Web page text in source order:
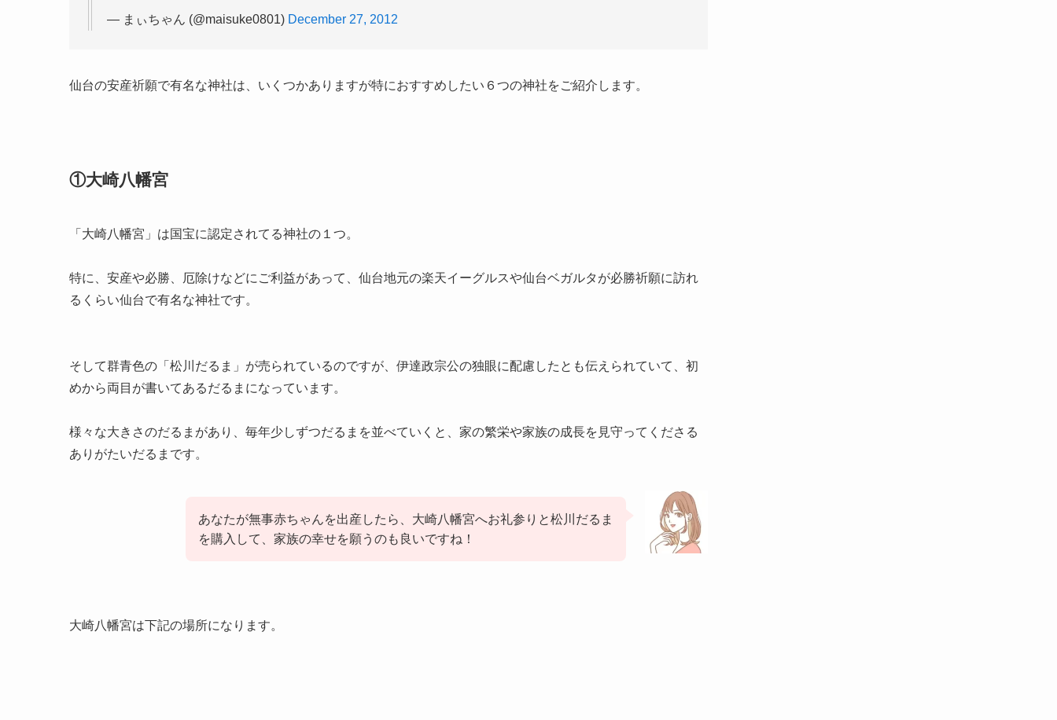
— まぃちゃん (@maisuke0801) December 27, 2012
仙台の安産祈願で有名な神社は、いくつかありますが特におすすめしたい６つの神社をご紹介します。
①大崎八幡宮
「大崎八幡宮」は国宝に認定されてる神社の１つ。
特に、安産や必勝、厄除けなどにご利益があって、仙台地元の楽天イーグルスや仙台ベガルタが必勝祈願に訪れ
るくらい仙台で有名な神社です。
そして群青色の「松川だるま」が売られているのですが、伊達政宗公の独眼に配慮したとも伝えられていて、初
めから両目が書いてあるだるまになっています。
様々な大きさのだるまがあり、毎年少しずつだるまを並べていくと、家の繁栄や家族の成長を見守ってくださる
ありがたいだるまです。
あなたが無事赤ちゃんを出産したら、大崎八幡宮へお礼参りと松川だるま
を購入して、家族の幸せを願うのも良いですね！
大崎八幡宮は下記の場所になります。